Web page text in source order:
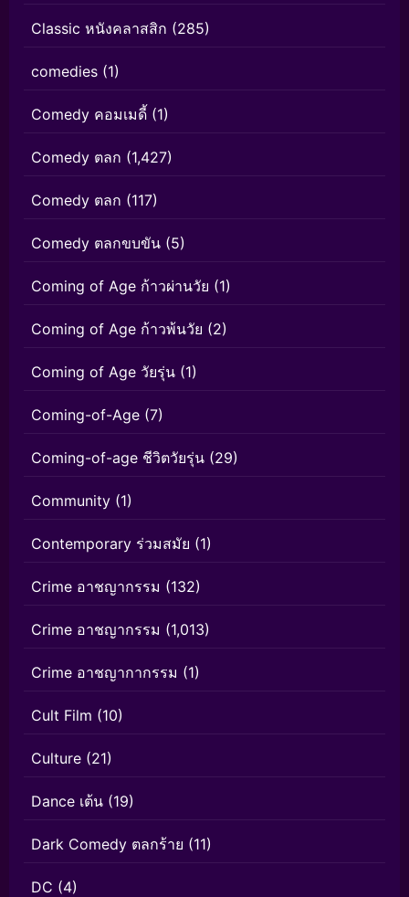
Classic หนังคลาสสิก (285)
comedies (1)
Comedy คอมเมดี้ (1)
Comedy ตลก (1,427)
Comedy ตลก (117)
Comedy ตลกขบขัน (5)
Coming of Age ก้าวผ่านวัย (1)
Coming of Age ก้าวพ้นวัย (2)
Coming of Age วัยรุ่น (1)
Coming-of-Age (7)
Coming-of-age ชีวิตวัยรุ่น (29)
Community (1)
Contemporary ร่วมสมัย (1)
Crime อาชญากรรม (132)
Crime อาชญากรรม (1,013)
Crime อาชญากากรรม (1)
Cult Film (10)
Culture (21)
Dance เต้น (19)
Dark Comedy ตลกร้าย (11)
DC (4)